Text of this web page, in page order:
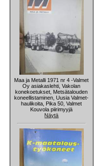
Maa ja Metalli 1971 nr 4 -Valmet
Oy asiakaslehti, Vakolan
konekoetukset, Metsätalouden
koneellistaminen, Uusia Valmet-
haulikoita, Pika 50, Valmet
Kouvola piirimyyjä
Näytä